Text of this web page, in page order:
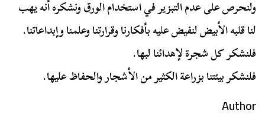
ولنحرص على عدم التبزير في استخدام الورق ونشكره أنه يهب
لنا قلبه الأبيض لنفيض عليه بأفكارنا وقرارتنا وعلمنا وإبداعاتنا.
فلنشكر كل شجرة لإهدائنا لبها.
فلنشكر بيئتنا بزراعة الكثير من الأشجار والحفاظ عليها.
Author